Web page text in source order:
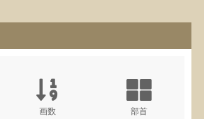
画数 部首